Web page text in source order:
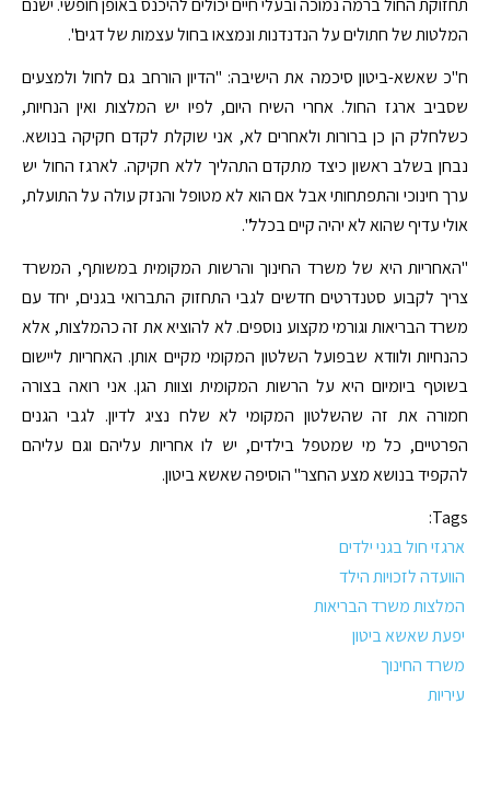
המלטות של חתולים על הנדנדנות ונמצאו בחול עצמות של דגים".
ח"כ שאשא-ביטון סיכמה את הישיבה: "הדיון הורחב גם לחול ולמצעים
שסביב ארגז החול. אחרי השיח היום, לפיו יש המלצות ואין הנחיות,
כשלחלק הן כן ברורות ולאחרים לא, אני שוקלת לקדם חקיקה בנושא.
נבחן בשלב ראשון כיצד מתקדם התהליך ללא חקיקה. לארגז החול יש
ערך חינוכי והתפתחותי אבל אם הוא לא מטופל והנזק עולה על התועלת,
אולי עדיף שהוא לא יהיה קיים בכלל".
"האחריות היא של משרד החינוך והרשות המקומית במשותף, המשרד
צריך לקבוע סטנדרטים חדשים לגבי התחזוק התברואי בגנים, יחד עם
משרד הבריאות וגורמי מקצוע נוספים. לא להוציא את זה כהמלצות, אלא
כהנחיות ולוודא שבפועל השלטון המקומי מקיים אותן. האחריות ליישום
בשוטף ביומיום היא על הרשות המקומית וצוות הגן. אני רואה בצורה
חמורה את זה שהשלטון המקומי לא שלח נציג לדיון. לגבי הגנים
הפרטיים, כל מי שמטפל בילדים, יש לו אחריות עליהם וגם עליהם
להקפיד בנושא מצע החצר" הוסיפה שאשא ביטון.
Tags:
ארגזי חול בגני ילדים
הוועדה לזכויות הילד
המלצות משרד הבריאות
יפעת שאשא ביטון
משרד החינוך
עיריות